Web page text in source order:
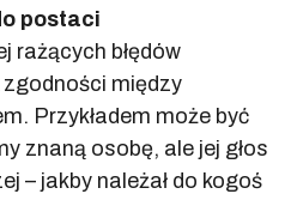
postaci
rażących błędów
między
Przykładem może być
znaną osobę, ale jej głos
– jakby należał do kogoś